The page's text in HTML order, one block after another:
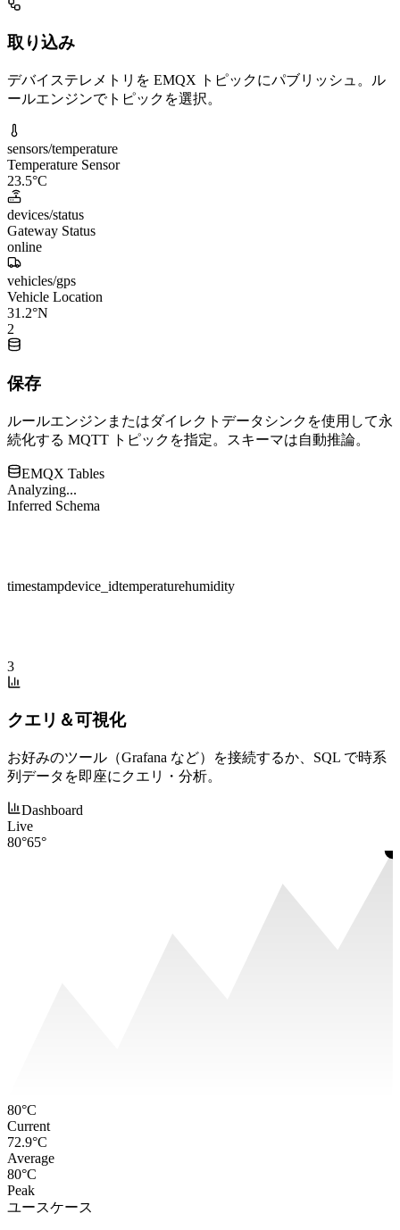
取り込み
デバイステレメトリを EMQX トピックにパブリッシュ。ル
ールエンジンでトピックを選択。
sensors/temperature
Temperature Sensor
23.5°C
devices/status
Gateway Status
online
vehicles/gps
Vehicle Location
31.2°N
2
保存
ルールエンジンまたはダイレクトデータシンクを使用して永
続化する MQTT トピックを指定。スキーマは自動推論。
EMQX Tables
Analyzing...
Inferred Schema
timestampdevice_idtemperaturehumidity
3
クエリ＆可視化
お好みのツール（Grafana など）を接続するか、SQL で時系
列データを即座にクエリ・分析。
Dashboard
Live
80°65°
80°C
Current
72.9°C
Average
80°C
Peak
ユースケース